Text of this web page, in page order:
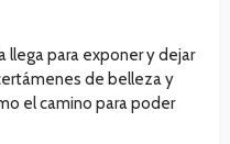
para exponer y dejar
de belleza y
el camino para poder